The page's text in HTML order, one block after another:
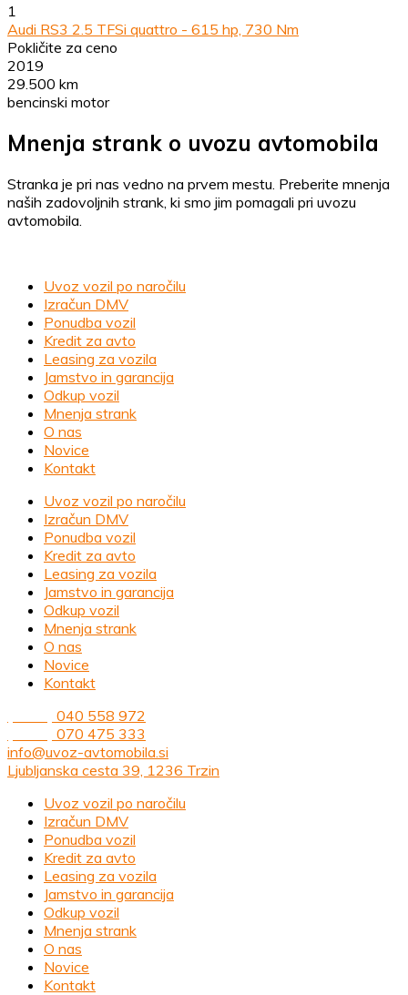
1
Audi RS3 2.5 TFSi quattro - 615 hp, 730 Nm
Pokličite za ceno
2019
29.500 km
bencinski motor
Mnenja strank o uvozu avtomobila
Stranka je pri nas vedno na prvem mestu. Preberite mnenja
naših zadovoljnih strank, ki smo jim pomagali pri uvozu
avtomobila.
Uvoz vozil po naročilu
Izračun DMV
Ponudba vozil
Kredit za avto
Leasing za vozila
Jamstvo in garancija
Odkup vozil
Mnenja strank
O nas
Novice
Kontakt
Uvoz vozil po naročilu
Izračun DMV
Ponudba vozil
Kredit za avto
Leasing za vozila
Jamstvo in garancija
Odkup vozil
Mnenja strank
O nas
Novice
Kontakt
040 558 972
070 475 333
info@uvoz-avtomobila.si
Ljubljanska cesta 39, 1236 Trzin
Uvoz vozil po naročilu
Izračun DMV
Ponudba vozil
Kredit za avto
Leasing za vozila
Jamstvo in garancija
Odkup vozil
Mnenja strank
O nas
Novice
Kontakt